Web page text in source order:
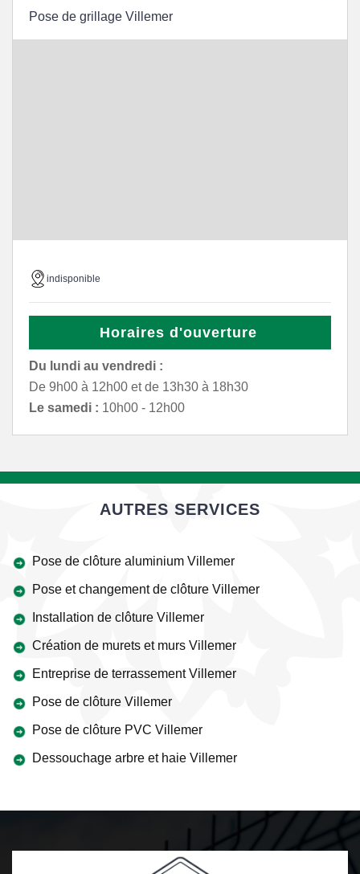
Pose de grillage Villemer
indisponible
Horaires d'ouverture
Du lundi au vendredi :
De 9h00 à 12h00 et de 13h30 à 18h30
Le samedi : 10h00 - 12h00
AUTRES SERVICES
Pose de clôture aluminium Villemer
Pose et changement de clôture Villemer
Installation de clôture Villemer
Création de murets et murs Villemer
Entreprise de terrassement Villemer
Pose de clôture Villemer
Pose de clôture PVC Villemer
Dessouchage arbre et haie Villemer